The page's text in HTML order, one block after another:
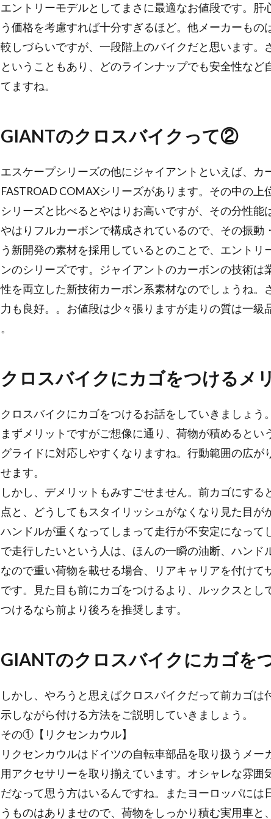
エントリーモデルとしてまさに最適なお値段です。
う価格を考慮すれば十分すぎるほど。他メーカーも
較しづらいですが、一段階上のバイクだと思います。
ということもあり、どのラインナップでも安全性など
てますね。
GIANTのクロスバイクって②
エスケープシリーズの他にジャイアントといえば、カ
FASTROAD COMAXシリーズがあります。その中の
シリーズと比べるとやはりお高いですが、その分性能
やはりフルカーボンで構成されているので、その振動
う新開発の素材を採用しているとのことで、エント
ンのシリーズです。ジャイアントのカーボンの技術
性を両立した新技術カーボン系素材なのでしょうね。
力も良好。。お値段は少々張りますが走りの質は一級
。
クロスバイクにカゴをつけるメ
クロスバイクにカゴをつけるお話をしていきましょう。
まずメリットですがご想像に通り、荷物が積めると
グライドに対応しやすくなりますね。行動範囲の広
せます。
しかし、デメリットもみすごせません。前カゴにす
点と、どうしてもスタイリッシュがなくなり見た目が
ハンドルが重くなってしまって走行が不安定になって
で走行したいという人は、ほんの一瞬の油断、ハンド
なので重い荷物を載せる場合、リアキャリアを付け
です。見た目も前にカゴをつけるより、ルックスとし
つけるなら前より後ろを推奨します。
GIANTのクロスバイクにカゴを
しかし、やろうと思えばクロスバイクだって前カゴ
示しながら付ける方法をご説明していきましょう。
その①【リクセンカウル】
リクセンカウルはドイツの自転車部品を取り扱うメ
用アクセサリーを取り揃えています。オシャレな雰
だなって思う方はいるんですね。またヨーロッパに
うものはありませので、荷物をしっかり積む実用車と